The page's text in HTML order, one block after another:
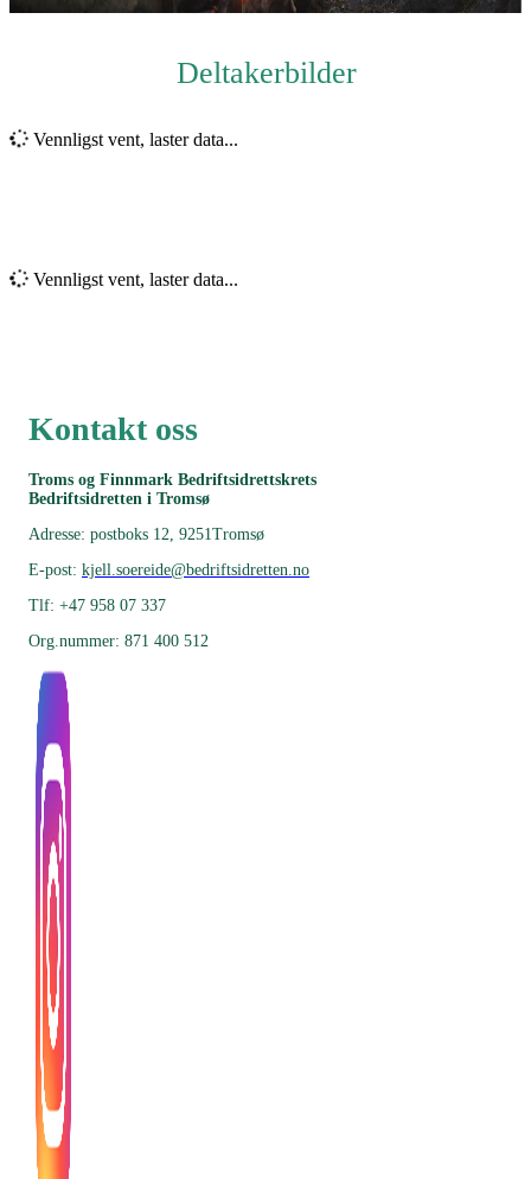
Deltakerbilder
Vennligst vent, laster data...
Vennligst vent, laster data...
Kontakt oss
Troms og Finnmark Bedriftsidrettskrets
Bedriftsidretten i Tromsø
Adresse: postboks 12, 9251Tromsø
E-post: kjell.soereide@bedriftsidretten.no
Tlf: +47 958 07 337
Org.nummer: 871 400 512